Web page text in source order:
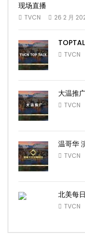
现场直播
TVCN 26 2 月
TVCN
大温推
TVCN
温哥华
TVCN
北美每
TVCN